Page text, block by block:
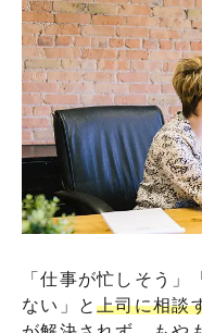
「仕事が忙しそう」
ない」と上司に相談